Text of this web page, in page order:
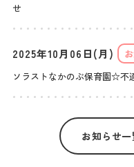
せ
2025年10月06日(月)
ソラストなかのぶ保育園☆不
お知らせ一